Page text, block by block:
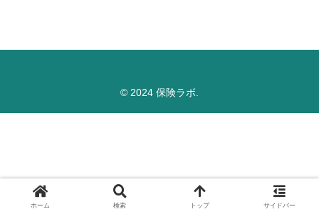
© 2024 保険ラボ.
ホーム 検索 トップ サイドバー